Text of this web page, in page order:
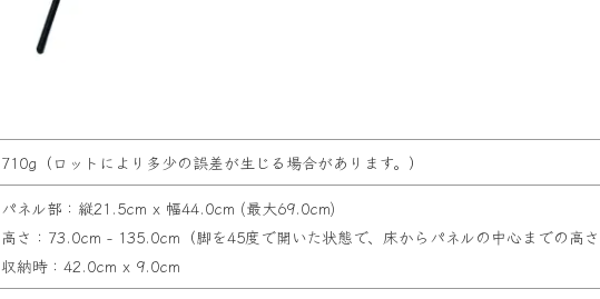
710g（ロットにより多少の誤差が生じる場合があります。）
パネル部：縦21.5cm x 幅44.0cm (最大69.0cm)
高さ：73.0cm - 135.0cm（脚を45度で開いた状態で、床からパネルの中心までの高さ
収納時：42.0cm x 9.0cm